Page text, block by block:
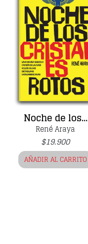
Noche de los...
$19.900
René Araya
AÑADIR AL CARRITO